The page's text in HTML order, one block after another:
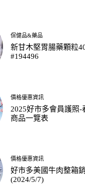
保健品&藥品
新甘木堅胃腸藥顆粒
#194496
價格優惠資訊
2025好市多會員護照-
商品一覽表
價格優惠資訊
好市多美國牛肉整箱
(2024/5/7)